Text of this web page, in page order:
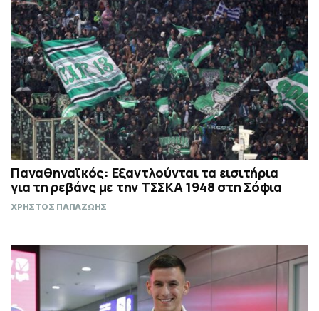
Παναθηναϊκός: Εξαντλούνται τα εισιτήρια
για τη ρεβάνς με την ΤΣΣΚΑ 1948 στη Σόφια
ΧΡΗΣΤΟΣ ΠΑΠΑΖΩΗΣ